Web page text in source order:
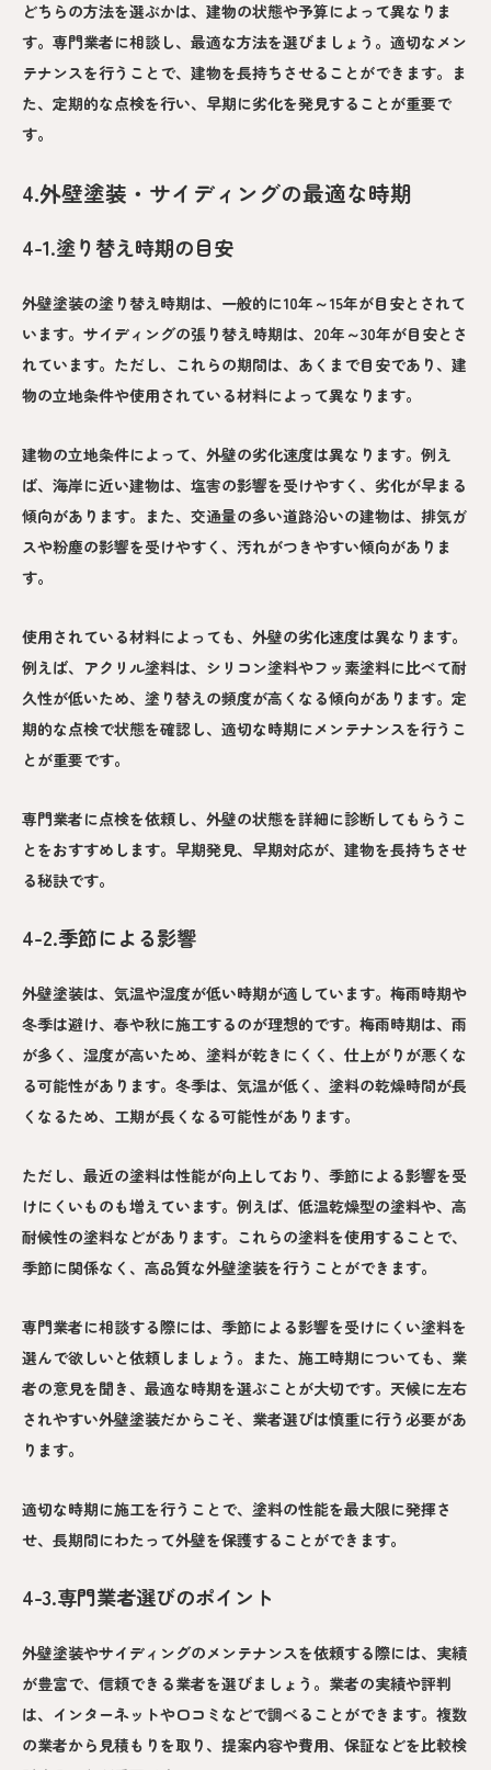
どちらの方法を選ぶかは、建物の状態や予算によって異なりま
す。専門業者に相談し、最適な方法を選びましょう。適切なメン
テナンスを行うことで、建物を長持ちさせることができます。ま
た、定期的な点検を行い、早期に劣化を発見することが重要で
す。
4.外壁塗装・サイディングの最適な時期
4-1.塗り替え時期の目安
外壁塗装の塗り替え時期は、一般的に10年～15年が目安とされて
います。サイディングの張り替え時期は、20年～30年が目安とさ
れています。ただし、これらの期間は、あくまで目安であり、建
物の立地条件や使用されている材料によって異なります。
建物の立地条件によって、外壁の劣化速度は異なります。例え
ば、海岸に近い建物は、塩害の影響を受けやすく、劣化が早まる
傾向があります。また、交通量の多い道路沿いの建物は、排気ガ
スや粉塵の影響を受けやすく、汚れがつきやすい傾向がありま
す。
使用されている材料によっても、外壁の劣化速度は異なります。
例えば、アクリル塗料は、シリコン塗料やフッ素塗料に比べて耐
久性が低いため、塗り替えの頻度が高くなる傾向があります。定
期的な点検で状態を確認し、適切な時期にメンテナンスを行うこ
とが重要です。
専門業者に点検を依頼し、外壁の状態を詳細に診断してもらうこ
とをおすすめします。早期発見、早期対応が、建物を長持ちさせ
る秘訣です。
4-2.季節による影響
外壁塗装は、気温や湿度が低い時期が適しています。梅雨時期や
冬季は避け、春や秋に施工するのが理想的です。梅雨時期は、雨
が多く、湿度が高いため、塗料が乾きにくく、仕上がりが悪くな
る可能性があります。冬季は、気温が低く、塗料の乾燥時間が長
くなるため、工期が長くなる可能性があります。
ただし、最近の塗料は性能が向上しており、季節による影響を受
けにくいものも増えています。例えば、低温乾燥型の塗料や、高
耐候性の塗料などがあります。これらの塗料を使用することで、
季節に関係なく、高品質な外壁塗装を行うことができます。
専門業者に相談する際には、季節による影響を受けにくい塗料を
選んで欲しいと依頼しましょう。また、施工時期についても、業
者の意見を聞き、最適な時期を選ぶことが大切です。天候に左右
されやすい外壁塗装だからこそ、業者選びは慎重に行う必要があ
ります。
適切な時期に施工を行うことで、塗料の性能を最大限に発揮さ
せ、長期間にわたって外壁を保護することができます。
4-3.専門業者選びのポイント
外壁塗装やサイディングのメンテナンスを依頼する際には、実績
が豊富で、信頼できる業者を選びましょう。業者の実績や評判
は、インターネットや口コミなどで調べることができます。複数
の業者から見積もりを取り、提案内容や費用、保証などを比較検